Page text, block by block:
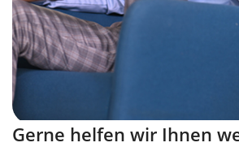
Gerne helfen wir Ihnen